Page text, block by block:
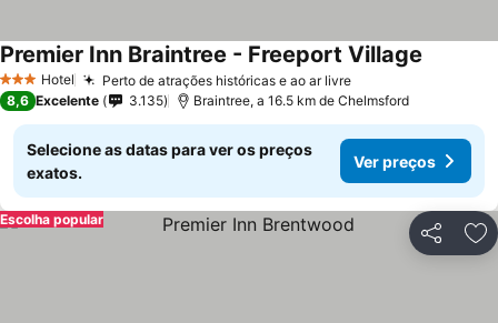
3 EstrelasHotel Perto de atrações históricas e ao ar livre
Premier Inn Braintree - Freeport Village
8,6 Excelente 3.135 Braintree, a 16.5 km de Chelmsford
Selecione as datas para ver os preços
exatos.
Ver preços
Partilhar
Escolha popular